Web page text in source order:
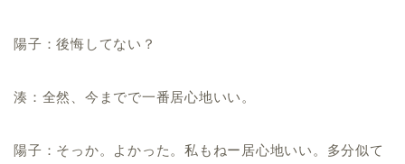
陽子：後悔してない？
湊：全然、今までで一番居心地いい。
陽子：そっか。よかった。私もねー居心地いい。多分似て